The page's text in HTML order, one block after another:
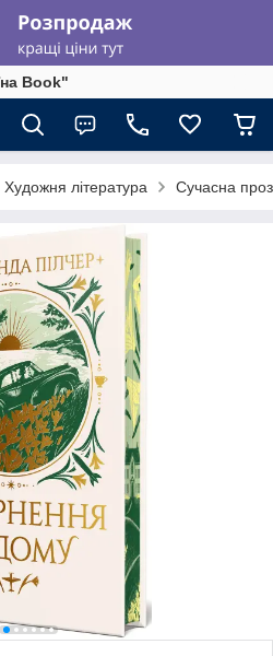
Book"
Художня література Сучасна